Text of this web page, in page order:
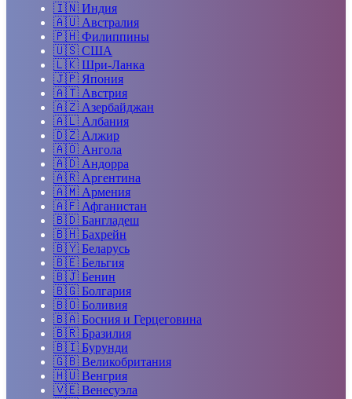
🇮🇳 Индия
🇦🇺 Австралия
🇵🇭 Филиппины
🇺🇸 США
🇱🇰 Шри-Ланка
🇯🇵 Япония
🇦🇹 Австрия
🇦🇿 Азербайджан
🇦🇱 Албания
🇩🇿 Алжир
🇦🇴 Ангола
🇦🇩 Андорра
🇦🇷 Аргентина
🇦🇲 Армения
🇦🇫 Афганистан
🇧🇩 Бангладеш
🇧🇭 Бахрейн
🇧🇾 Беларусь
🇧🇪 Бельгия
🇧🇯 Бенин
🇧🇬 Болгария
🇧🇴 Боливия
🇧🇦 Босния и Герцеговина
🇧🇷 Бразилия
🇧🇮 Бурунди
🇬🇧 Великобритания
🇭🇺 Венгрия
🇻🇪 Венесуэла